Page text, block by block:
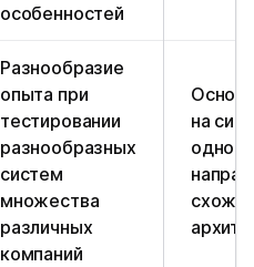
особенностей
Разнообразие
опыта при
тестировании
разнообразных
систем
множества
различных
компаний
на
одного